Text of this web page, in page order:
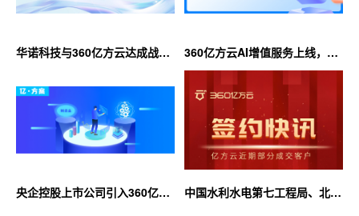
华诺科技与360亿方云达成战略
360亿方云AI增值服务上线，超
大限时优惠等你来！
央企控股上市公司引入360亿方
中国水利水电第七工程局、北京